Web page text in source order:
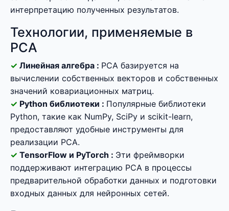
интерпретацию полученных результатов.
Технологии, применяемые в
PCA
Линейная алгебра : PCA базируется на
вычислении собственных векторов и собственных
значений ковариационных матриц.
Python библиотеки : Популярные библиотеки
Python, такие как NumPy, SciPy и scikit-learn,
предоставляют удобные инструменты для
реализации PCA.
TensorFlow и PyTorch : Эти фреймворки
поддерживают интеграцию PCA в процессы
предварительной обработки данных и подготовки
входных данных для нейронных сетей.